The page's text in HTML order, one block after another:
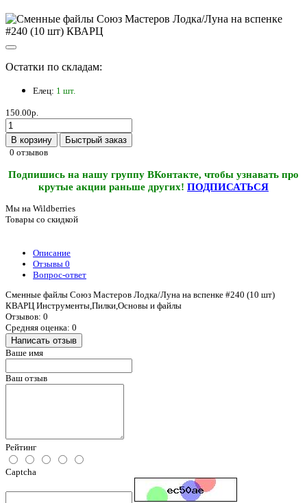
Остатки по складам:
Елец: 1 шт.
150.00р.
В корзину
Быстрый заказ
0 отзывов
Подпишись на нашу группу ВКонтакте, чтобы узнавать про
крутые акции раньше других! ПОДПИСАТЬСЯ
Мы на Wildberries
Товары со скидкой
Описание
Отзывы 0
Вопрос-ответ
Сменные файлы Союз Мастеров Лодка/Луна на вспенке #240 (10 шт)
КВАРЦ Инструменты,Пилки,Основы и файлы
Отзывов: 0
Средняя оценка: 0
Написать отзыв
Ваше имя
Ваш отзыв
Рейтинг
Captcha